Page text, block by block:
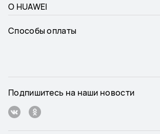
О HUAWEI
Способы оплаты
Подпишитесь на наши новости